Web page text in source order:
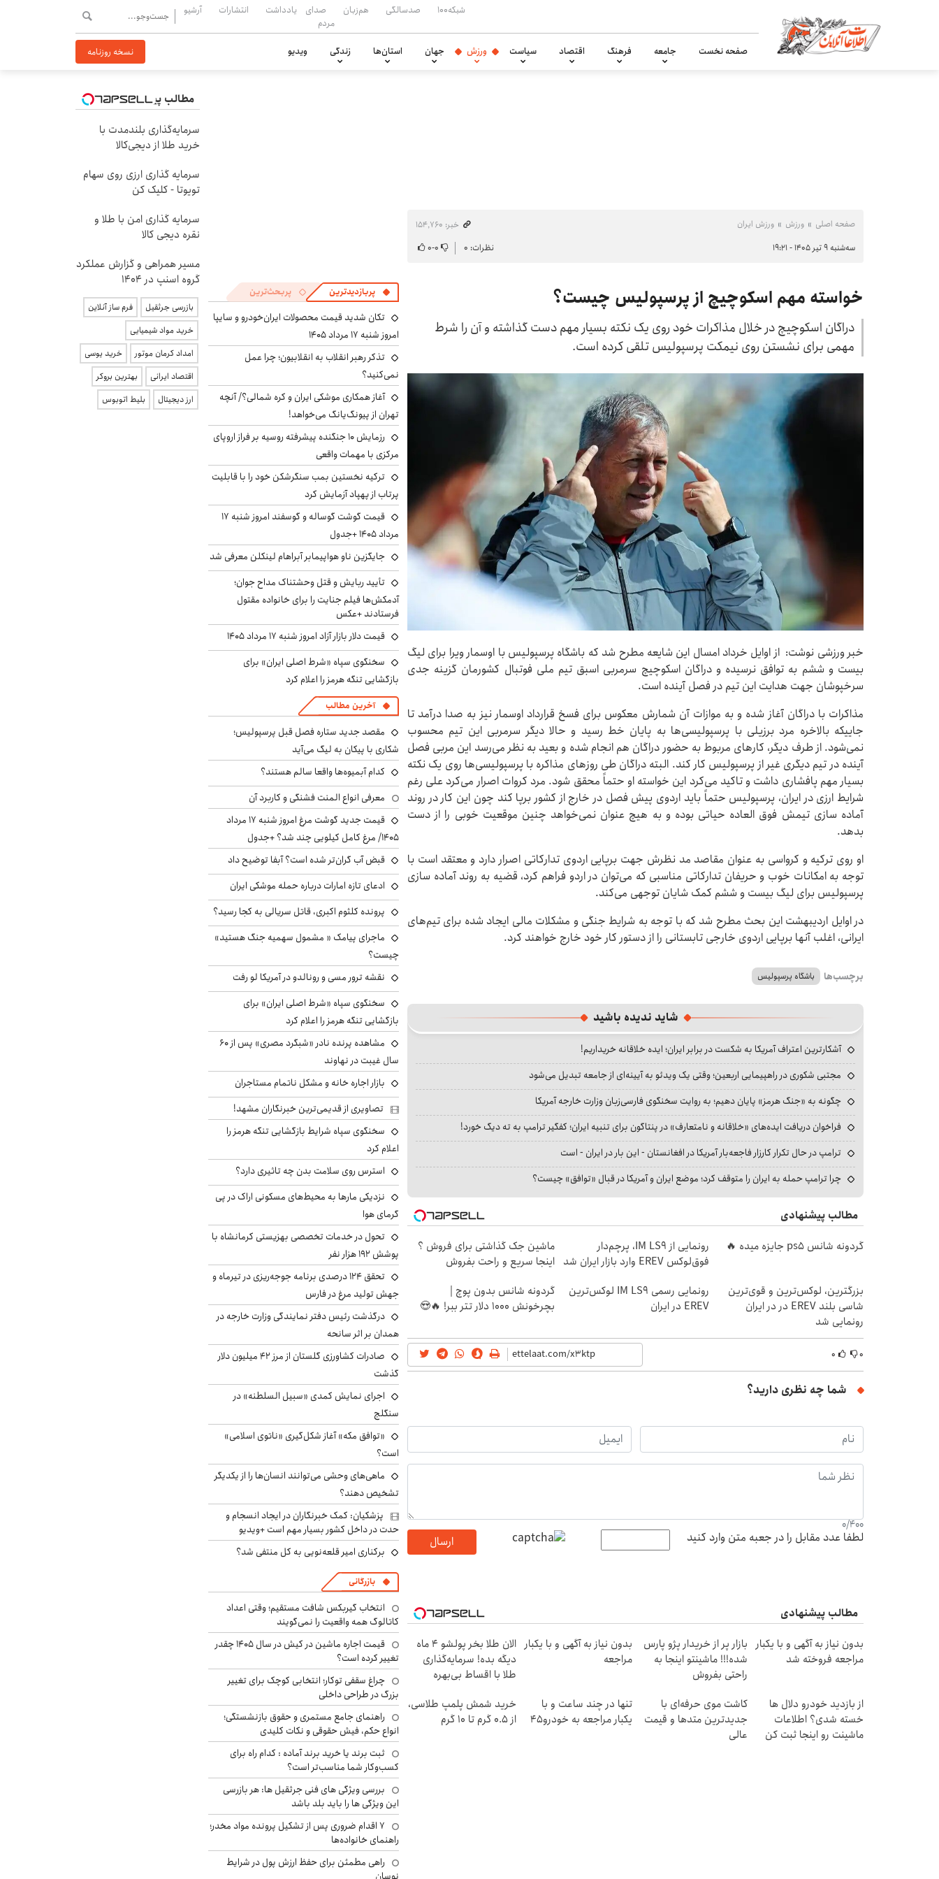
شبکه۱۰۰ صدسالگی هم‌زبان
صدای
مردم
یادداشت انتشارات آرشیو
صفحه نخست جامعه فرهنگ اقتصاد سیاست ورزش جهان استان‌ها زندگی ویدیو نسخه روزنامه
صفحه اصلی ورزش ورزش ایران
خبر: ۱۵۴٬۷۶۰
سه‌شنبه ۹ تیر ۱۴۰۵ - ۱۹:۲۱
نظرات: ۰ ۰-۰
خواسته مهم اسکوچیچ از پرسپولیس چیست؟
دراگان اسکوچیچ در خلال مذاکرات خود روی یک نکته بسیار مهم دست گذاشته و آن را شرط
مهمی برای نشستن روی نیمکت پرسپولیس تلقی کرده است.
خبر ورزشی نوشت: از اوایل خرداد امسال این شایعه مطرح شد که باشگاه پرسپولیس با اوسمار ویرا برای لیگ
بیست و ششم به توافق نرسیده و دراگان اسکوچیچ سرمربی اسبق تیم ملی فوتبال کشورمان گزینه جدی
سرخپوشان جهت هدایت این تیم در فصل آینده است.
مذاکرات با دراگان آغاز شده و به موازات آن شمارش معکوس برای فسخ قرارداد اوسمار نیز به صدا درآمد تا
جاییکه بالاخره مرد برزیلی با پرسپولیسی‌ها به پایان خط رسید و حالا دیگر سرمربی این تیم محسوب
نمی‌شود. از طرف دیگر، کارهای مربوط به حضور دراگان هم انجام شده و بعید به نظر می‌رسد این مربی فصل
آینده در تیم دیگری غیر از پرسپولیس کار کند. البته دراگان طی روزهای مذاکره با پرسپولیسی‌ها روی یک نکته
بسیار مهم پافشاری داشت و تاکید می‌کرد این خواسته او حتماً محقق شود. مرد کروات اصرار می‌کرد علی رغم
شرایط ارزی در ایران، پرسپولیس حتماً باید اردوی پیش فصل در خارج از کشور برپا کند چون این کار در روند
آماده سازی تیمش فوق العاده حیاتی بوده و به هیچ عنوان نمی‌خواهد چنین موقعیت خوبی را از دست
بدهد.
او روی ترکیه و کرواسی به عنوان مقاصد مد نظرش جهت برپایی اردوی تدارکاتی اصرار دارد و معتقد است با
توجه به امکانات خوب و حریفان تدارکاتی مناسبی که می‌توان در اردو فراهم کرد، قضیه به روند آماده سازی
پرسپولیس برای لیگ بیست و ششم کمک شایان توجهی می‌کند.
در اوایل اردیبهشت این بحث مطرح شد که با توجه به شرایط جنگی و مشکلات مالی ایجاد شده برای تیم‌های
ایرانی، اغلب آنها برپایی اردوی خارجی تابستانی را از دستور کار خود خارج خواهند کرد.
برچسب‌ها باشگاه پرسپولیس
شاید ندیده باشید
آشکارترین اعتراف آمریکا به شکست در برابر ایران؛ ایده خلاقانه خریداریم!
مجتبی شکوری در راهپیمایی اربعین؛ وقتی یک ویدئو به آیینه‌ای از جامعه تبدیل می‌شود
چگونه به «جنگ هرمز» پایان دهیم؛ به روایت سخنگوی فارسی‌زبان وزارت خارجه آمریکا
فراخوان دریافت ایده‌های «خلاقانه و نامتعارف» در پنتاگون برای تنبیه ایران؛ کفگیر ترامپ به ته دیگ خورد!
ترامپ در حال تکرار کارزار فاجعه‌بار آمریکا در افغانستان - این بار در ایران - است
چرا ترامپ حمله به ایران را متوقف کرد؛ موضع ایران و آمریکا در قبال «توافق» چیست؟
مطالب پیشنهادی
گردونه شانس ps5 جایزه میده 🔥
رونمایی از IM LS9، پرچم‌دار
فوق‌لوکس EREV وارد بازار ایران شد
ماشین جک گذاشتی برای فروش ؟
اینجا سریع و راحت بفروش
بزرگترین، لوکس‌ترین و قوی‌ترین
شاسی بلند EREV در در ایران
رونمایی شد
رونمایی رسمی IM LS9 لوکس‌ترین
EREV در ایران
گردونه شانس بدون پوچ |
بچرخونش 1000 دلار تتر ببر! 🔥😍
۰ ۰
شما چه نظری دارید؟
0/400
لطفا عدد مقابل را در جعبه متن وارد کنید ارسال
مطالب پیشنهادی
بدون نیاز به آگهی و با یکبار
مراجعه فروخته شد
بازار پر از خریدار پژو پارس
شده!!! ماشینتو اینجا به
راحتی بفروش
بدون نیاز به آگهی و با یکبار
مراجعه
الان طلا بخر پولشو 4 ماه
دیگه بده! سرمایه‌گذاری
طلا با اقساط بی‌بهره
از بازدید خودرو دلال ها
خسته شدی؟ اطلاعات
ماشینت رو اینجا ثبت کن
کاشت موی حرفه‌ای با
جدیدترین متدها و قیمت
عالی
تنها در چند ساعت و با
یکبار مراجعه به خودرو45
خرید شمش پلمپ طلاسی،
از ۰.۵ گرم تا ۱۰ گرم
پربازدیدترین پربحث‌ترین
تکان شدید قیمت محصولات ایران‌خودرو و سایپا
امروز شنبه ۱۷ مرداد ۱۴۰۵
تذکر رهبر انقلاب به انقلابیون؛ چرا عمل
نمی‌کنید؟
آغاز همکاری موشکی ایران و کره شمالی؟/ آنچه
تهران از پیونگ‌یانگ می‌خواهد!
رزمایش ۱۰ جنگنده پیشرفته روسیه بر فراز اروپای
مرکزی با مهمات واقعی
ترکیه نخستین بمب سنگرشکن خود را با قابلیت
پرتاب از پهپاد آزمایش کرد
قیمت گوشت گوساله و گوسفند امروز شنبه ۱۷
مرداد ۱۴۰۵ +جدول
جایگزین ناو هواپیمابر آبراهام لینکلن معرفی شد
تأیید ربایش و قتل وحشتناک مداح جوان؛
آدمکش‌ها فیلم جنایت را برای خانواده مقتول
فرستادند +عکس
قیمت دلار بازار آزاد امروز شنبه ۱۷ مرداد ۱۴۰۵
سخنگوی سپاه «شرط اصلی ایران» برای
بازگشایی تنگه هرمز را اعلام کرد
آخرین مطالب
مقصد جدید ستاره فصل قبل پرسپولیس؛
شکاری با پیکان به لیگ می‌آید
کدام آبمیوه‌ها واقعا سالم هستند؟
معرفی انواع المنت فشنگی و کاربرد آن
قیمت جدید گوشت مرغ امروز شنبه ۱۷ مرداد
۱۴۰۵/ مرغ کامل کیلویی چند شد؟ +جدول
قبض آب گران‌تر شده است؟ آبفا توضیح داد
ادعای تازه امارات درباره حمله موشکی ایران
پرونده کلثوم اکبری، قاتل سریالی به کجا رسید؟
ماجرای پیامک « مشمول سهمیه جنگ هستید»
چیست؟
نقشه ترور مسی و رونالدو در آمریکا لو رفت
سخنگوی سپاه «شرط اصلی ایران» برای
بازگشایی تنگه هرمز را اعلام کرد
مشاهده پرنده نادر «شبگرد مصری» پس از ۶۰
سال غیبت در نهاوند
بازار اجاره خانه و مشکل ناتمام مستاجران
تصاویری از قدیمی‌ترین خبرنگاران مشهد!
سخنگوی سپاه شرایط بازگشایی تنگه هرمز را
اعلام کرد
استرس روی سلامت بدن چه تاثیری دارد؟
نزدیکی مارها به محیط‌های مسکونی اراک در پی
گرمای هوا
تحول در خدمات تخصصی بهزیستی کرمانشاه با
پوشش ۱۹۲ هزار نفر
تحقق ۱۲۴ درصدی برنامه جوجه‌ریزی در تیرماه و
جهش تولید مرغ در فارس
درگذشت رئیس دفتر نمایندگی وزارت خارجه در
همدان بر اثر سانحه
صادرات کشاورزی گلستان از مرز ۴۲ میلیون دلار
گذشت
اجرای نمایش کمدی «سبیل السلطنه» در
سنگلج
«توافق مکه» آغاز شکل‌گیری «ناتوی اسلامی»
است؟
ماهی‌های وحشی می‌توانند انسان‌ها را از یکدیگر
تشخیص دهند؟
پزشکیان: کمک خبرنگاران در ایجاد انسجام و
حدت در داخل کشور بسیار مهم است +ویدیو
برکناری امیر قلعه‌نویی به کل منتفی شد؟
بازرگانی
انتخاب گیربکس شافت مستقیم؛ وقتی اعداد
کاتالوگ همه واقعیت را نمی‌گویند
قیمت اجاره ماشین در کیش در سال ۱۴۰۵ چقدر
تغییر کرده است؟
چراغ سقفی توکار؛ انتخابی کوچک برای تغییر
بزرگ در طراحی داخلی
راهنمای جامع مستمری و حقوق بازنشستگی؛
انواع حکم، فیش حقوقی و نکات کلیدی
ثبت برند یا خرید برند آماده : کدام راه برای
کسب‌وکار شما مناسب‌تر است؟
بررسی ویژگی های فنی جرثقیل ها: هر بازرسی
این ویژگی ها را باید بلد باشد
۷ اقدام ضروری پس از تشکیل پرونده مواد مخدر؛
راهنمای خانواده‌ها
راهی مطمئن برای حفظ ارزش پول در شرایط
مطالب پیشنهادی
سرمایه‌گذاری بلندمدت با
خرید طلا از دیجی‌کالا
سرمایه گذاری ارزی روی سهام
تویوتا - کلیک کن
سرمایه گذاری امن با طلا و
نقره دیجی کالا
مسیر همراهی و گزارش عملکرد
گروه اسنپ در ۱۴۰۴
بازرسی جرثقیل
فرم ساز آنلاین
خرید مواد شیمیایی
امداد کرمان موتور
خرید یوسی
اقتصاد ایرانی
بهترین بروکر
ارز دیجیتال
بلیط اتوبوس